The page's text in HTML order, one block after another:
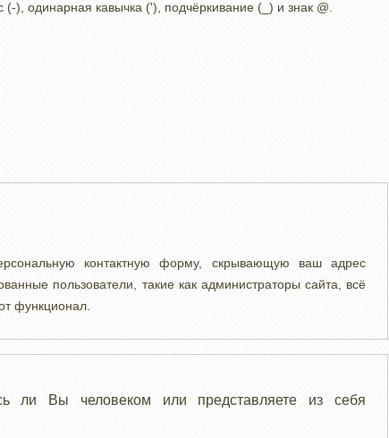
), одинарная кавычка ('), подчёркивание (_) и знак @.
контактную форму, скрывающую ваш адрес
пользователи, такие как администраторы сайта, всё
функционал.
ли Вы человеком или представляете из себя